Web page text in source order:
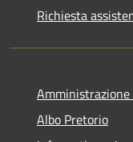
Richiesta
Albo Pretorio